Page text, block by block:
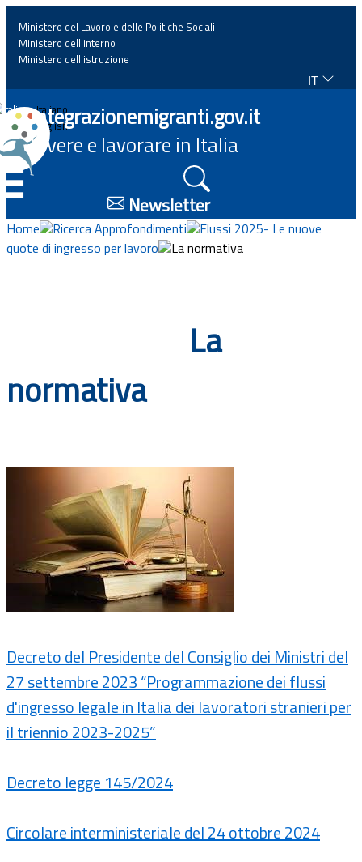
Home
News
Approfondimenti
Eventi
Documenti
Guide
Ministero del Lavoro e delle Politiche Sociali
Ministero dell'interno
Ministero dell'istruzione
IT
Italiano
English
Integrazionemigranti.gov.it
Vivere e lavorare in Italia
Newsletter
Home Ricerca Approfondimenti
Flussi 2025- Le nuove
quote di ingresso per lavoro
La normativa
La
normativa
Decreto del Presidente del Consiglio dei Ministri del
27 settembre 2023 “Programmazione dei flussi
d'ingresso legale in Italia dei lavoratori stranieri per
il triennio 2023-2025”
Decreto legge 145/2024
Circolare interministeriale del 24 ottobre 2024